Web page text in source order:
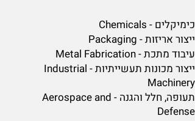
כימיקלים - Chemicals
ייצור אריזות - Packaging
עיבוד מתכת - Metal Fabrication
ייצור מכונות תעשייתיות - Industrial
Machinery
תעופה, חלל והגנה - Aerospace and
Defense